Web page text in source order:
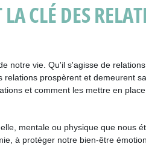
LA CLÉ DES
notre vie. Qu'il s'agisse de
prospèrent et demeurent
et comment les mettre en place.
mentale ou physique que nous
à protéger notre bien-être